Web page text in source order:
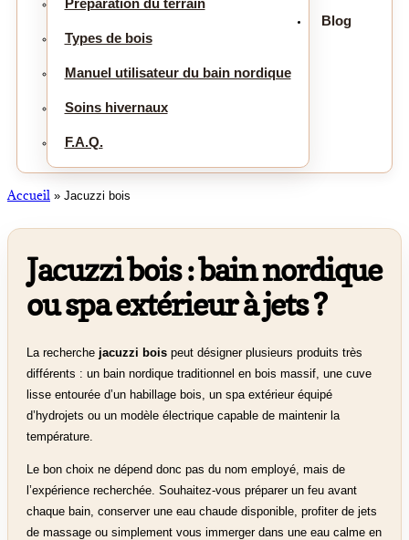
Types de bois
Manuel utilisateur du bain nordique
Soins hivernaux
F.A.Q.
Blog
Accueil » Jacuzzi bois
Jacuzzi bois : bain nordique
ou spa extérieur à jets ?
La recherche jacuzzi bois peut désigner plusieurs produits très
différents : un bain nordique traditionnel en bois massif, une cuve
lisse entourée d’un habillage bois, un spa extérieur équipé
d’hydrojets ou un modèle électrique capable de maintenir la
température.
Le bon choix ne dépend donc pas du nom employé, mais de
l’expérience recherchée. Souhaitez-vous préparer un feu avant
chaque bain, conserver une eau chaude disponible, profiter de jets
de massage ou simplement vous immerger dans une eau calme en